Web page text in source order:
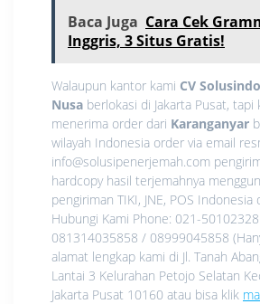
Baca Juga Cara Cek
Inggris, 3 Situs Gratis!
Walaupun kantor kami CV
Nusa berlokasi di Jakarta Pusat, tapi
menerima order dari Karanganyar
wilayah Indonesia order via email
info@solusipenerjemah.com
hardcopy hasil terjemahnya
pengiriman TIKI, JNE, POS Indonesia
Hubungi Kami Phone: 021-
081314035858 / 08999045858
alamat lengkap kami di Jl. Tanah
Lantai 3 Kelurahan Petojo Selatan
Jakarta Pusat 10160 atau bisa klik